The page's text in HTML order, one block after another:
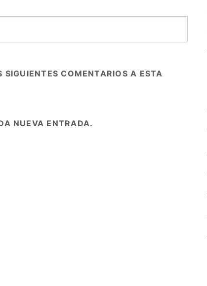
COMENTARIOS A ESTA
NUEVA ENTRADA.